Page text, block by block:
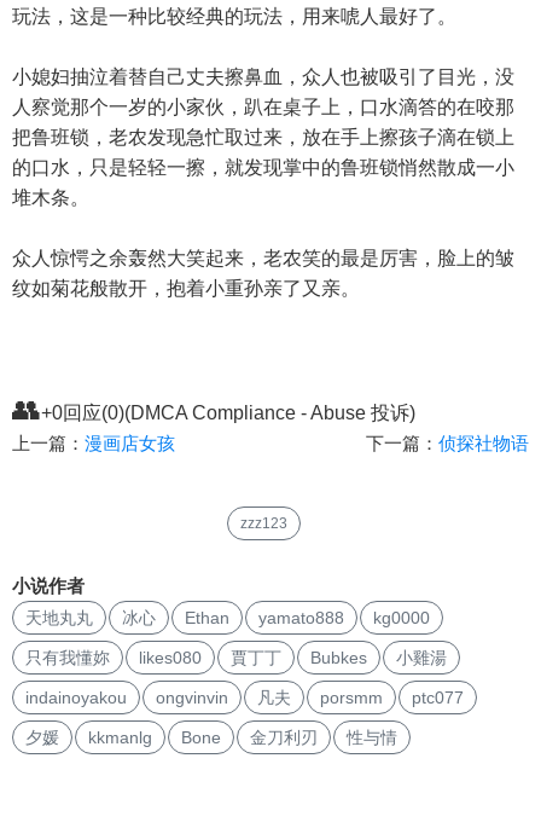
玩法，这是一种比较经典的玩法，用来唬人最好了。
小媳妇抽泣着替自己丈夫擦鼻血，众人也被吸引了目光，没
人察觉那个一岁的小家伙，趴在桌子上，口水滴答的在咬那
把鲁班锁，老农发现急忙取过来，放在手上擦孩子滴在锁上
的口水，只是轻轻一擦，就发现掌中的鲁班锁悄然散成一小
堆木条。
众人惊愕之余轰然大笑起来，老农笑的最是厉害，脸上的皱
纹如菊花般散开，抱着小重孙亲了又亲。
👥+0回应(0)(DMCA Compliance - Abuse 投诉)
上一篇： 漫画店女孩 下一篇： 侦探社物语
zzz123
小说作者
天地丸丸 冰心 Ethan yamato888 kg0000
只有我懂妳 likes080 賈丁丁 Bubkes 小雞湯
indainoyakou ongvinvin 凡夫 porsmm ptc077
夕媛 kkmanlg Bone 金刀利刃 性与情